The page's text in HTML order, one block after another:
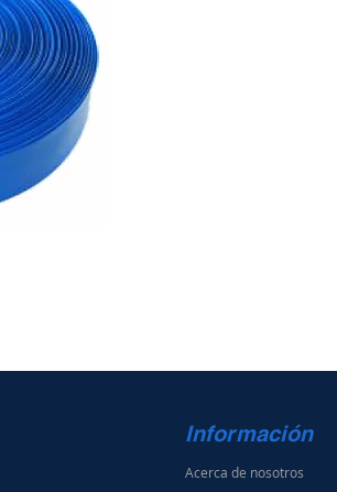
Información
Acerca de nosotros